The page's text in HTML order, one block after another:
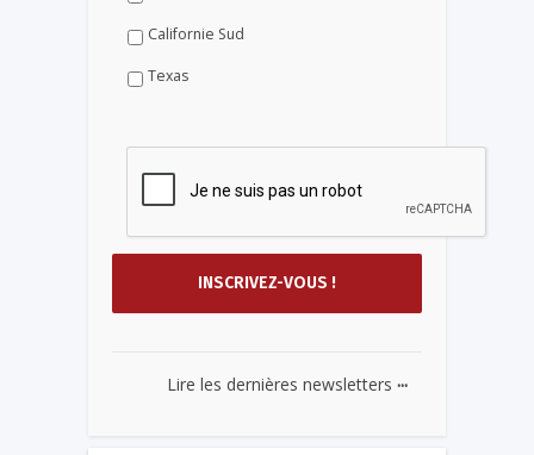
Californie Sud
Texas
Lire les dernières newsletters ...